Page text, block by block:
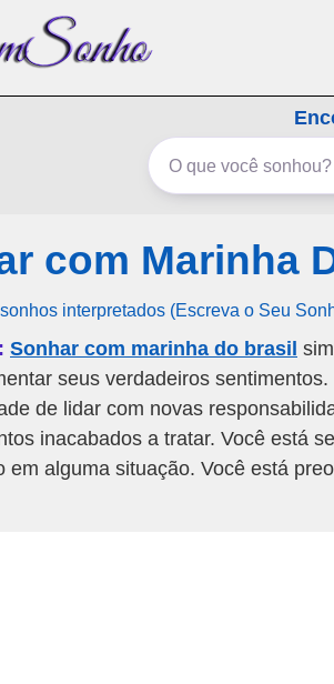
com Marinha
interpretados (Escreva o Seu
Sonhar com marinha do brasil
seus verdadeiros
de lidar com novas
inacabados a tratar. Você está
em alguma situação. Você está